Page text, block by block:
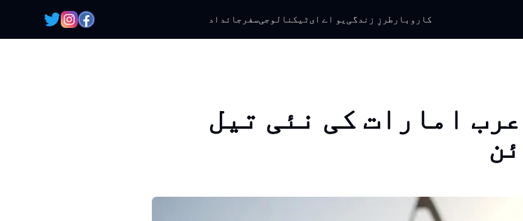
کاروبار طرزِ زندگی یو اے ایٹیکنالوجیسفر جائداد
امارات کی نئی تیل